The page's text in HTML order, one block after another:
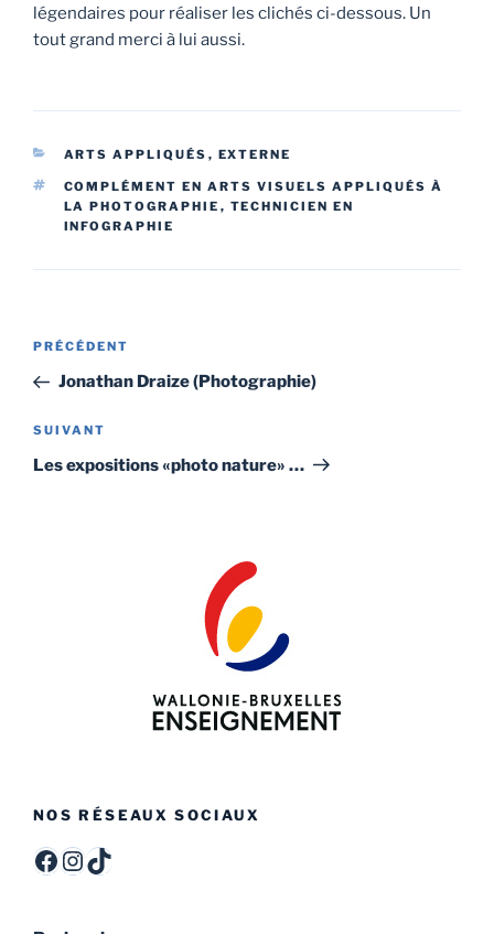
légendaires pour réaliser les clichés ci-dessous. Un
tout grand merci à lui aussi.
CATÉGORIES
ARTS APPLIQUÉS , EXTERNE
ÉTIQUETTES
COMPLÉMENT EN ARTS VISUELS APPLIQUÉS À
LA PHOTOGRAPHIE , TECHNICIEN EN
INFOGRAPHIE
Navigation
l’article
Article
précédent
PRÉCÉDENT
Jonathan Draize (Photographie)
Article
suivant
SUIVANT
Les expositions «photo nature» …
NOS RÉSEAUX SOCIAUX
ITCF Félicien Rops - Officiel - itcffr
itcffr